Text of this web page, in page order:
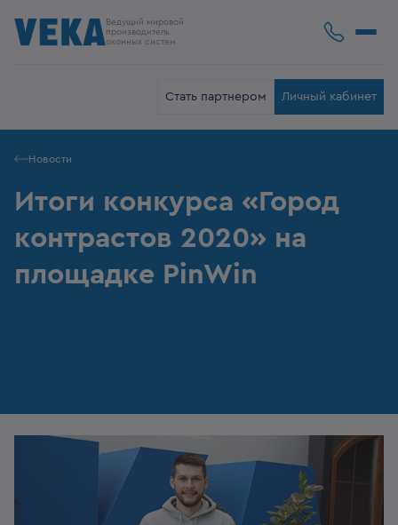
Ведущий мировой
производитель
оконных систем
Стать партнером Личный кабинет
Новости
Итоги конкурса «Город
контрастов 2020» на
площадке PinWin